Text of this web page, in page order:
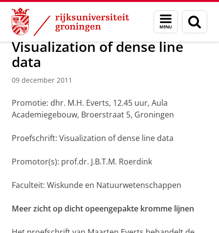
Skip
Content
Skip
Navigation
Menu
en
zoeken
Over ons Actueel Nieuws Nieuwsberichten
Visualization of dense line
data
09 december 2011
Promotie: dhr. M.H. Everts, 12.45 uur, Aula
Academiegebouw, Broerstraat 5, Groningen
Proefschrift: Visualization of dense line data
Promotor(s): prof.dr. J.B.T.M. Roerdink
Faculteit: Wiskunde en Natuurwetenschappen
Meer zicht op dicht opeengepakte kromme lijnen